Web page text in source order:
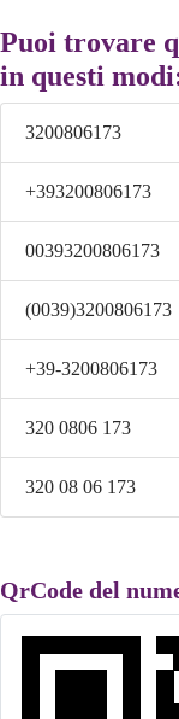
Puoi trovare
in questi
3200806173
+393200806173
00393200806173
(0039)3200806173
+39-3200806173
320 0806 173
320 08 06 173
QrCode del